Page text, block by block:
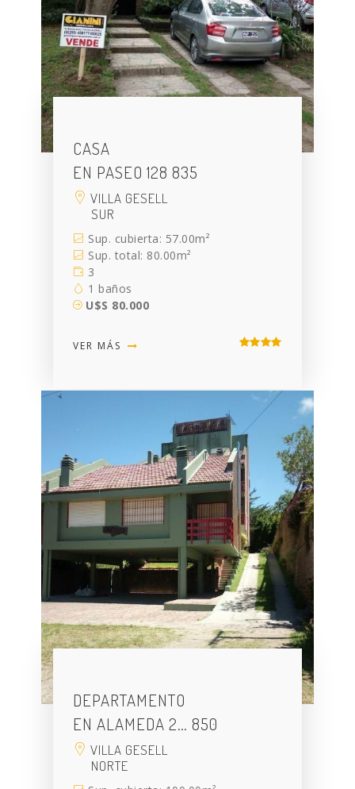
CASA
EN PASEO 128 835
VILLA GESELL
SUR
Sup. cubierta: 57.00m²
Sup. total: 80.00m²
3
1 baños
U$S 80.000
VER MÁS
DEPARTAMENTO
EN ALAMEDA 2… 850
VILLA GESELL
NORTE